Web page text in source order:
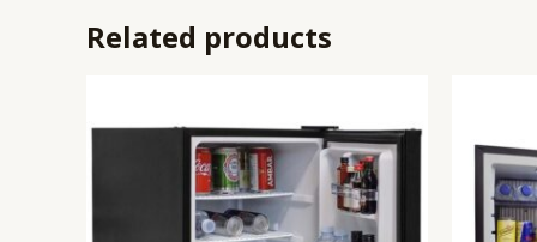
Related products